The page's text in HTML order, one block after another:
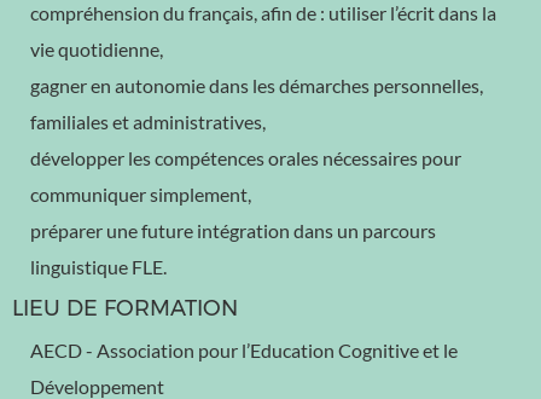
compréhension du français, afin de : utiliser l’écrit dans la
vie quotidienne,
gagner en autonomie dans les démarches personnelles,
familiales et administratives,
développer les compétences orales nécessaires pour
communiquer simplement,
préparer une future intégration dans un parcours
linguistique FLE.
LIEU DE FORMATION
AECD - Association pour l’Education Cognitive et le
Développement